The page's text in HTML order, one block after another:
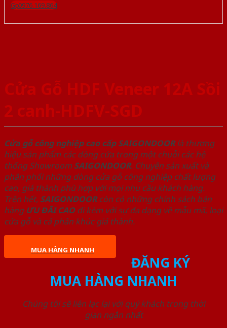
Gọi 0976.169.864
Cửa Gỗ HDF Veneer 12A Sồi
2 canh-HDFV-SGD
Cửa gỗ công nghiệp cao cấp SAIGONDOORlà thương
hiệu sản phẩm các dòng cửa trong một chuỗi các hệ
thống Showroom SAIGONDOOR. Chuyên sản xuất và
phân phối những dòng cửa gỗ công nghiệp chất lượng
cao, giá thành phù hợp với mọi nhu cầu khách hàng.
Trên hết, SAIGONDOORcòn có những chính sách bán
hàng ƯU ĐÃI CAOđi kèm với sự đa dạng về mẫu mã, loại
cửa gỗ và cả phân khúc giá thành.
MUA HÀNG NHANH
ĐĂNG KÝ
MUA HÀNG NHANH
Chúng tôi sẽ liên lạc lại với quý khách trong thời
gian ngắn nhất